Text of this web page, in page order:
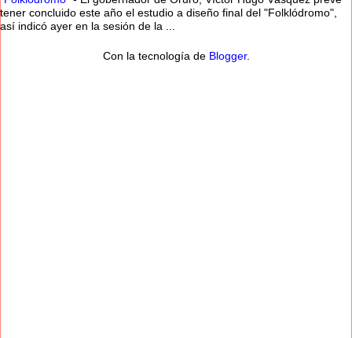
tener concluido este año el estudio a diseño final del "Folklódromo",
así indicó ayer en la sesión de la ...
Con la tecnología de Blogger.